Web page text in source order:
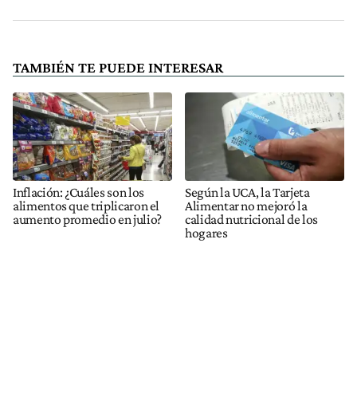
TAMBIÉN TE PUEDE INTERESAR
Inflación: ¿Cuáles son los
alimentos que triplicaron el
aumento promedio en julio?
Según la UCA, la Tarjeta
Alimentar no mejoró la
calidad nutricional de los
hogares